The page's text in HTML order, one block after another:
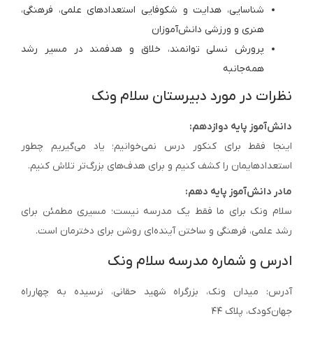
شناسایی، هدایت و شکوفایی استعدادهای علمی، فرهنگی،
هنری و ورزشی دانش‌آموزان
پرورش نسلی توانمند، خلاق و هدفمند در مسیر رشد
همه‌جانبه
نظرات در مورد دبیرستان سلام ونک
دانش‌آموز پایه دوازدهم:
اینجا فقط برای کنکور درس نمی‌خوانیم؛ یاد می‌گیریم چطور
استعدادهایمان را کشف کنیم و برای هدف‌های بزرگ‌تر تلاش کنیم.
مادر دانش‌آموز پایه دهم:
سلام ونک برای ما فقط یک مدرسه نیست؛ مسیری مطمئن برای
رشد علمی، فرهنگی و ساختن آینده‌ای روشن برای دخترمان است.
ادرس و شماره مدرسه سلام ونک
آدرس: میدان ونک، بزرگراه شهید حقانی، نرسیده به چهارراه
جهان‌کودک، پلاک ۴۴